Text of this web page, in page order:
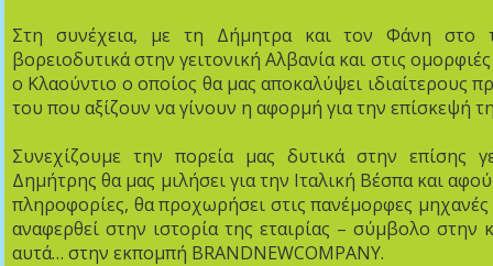
Στη συνέχεια, με τη Δήμητρα και τον Φάνη στο
βορειοδυτικά στην γειτονική Αλβανία και στις
ο Κλαούντιο ο οποίος θα μας αποκαλύψει ιδιαίτερους
του που αξίζουν να γίνουν η αφορμή για την επίσκεψή
Συνεχίζουμε την πορεία μας δυτικά στην επίσης
Δημήτρης θα μας μιλήσει για την Ιταλική Βέσπα και
πληροφορίες, θα προχωρήσει στις πανέμορφες
αναφερθεί στην ιστορία της εταιρίας – σύμβολο
αυτά… στην εκπομπή BRANDNEWCOMPANY.